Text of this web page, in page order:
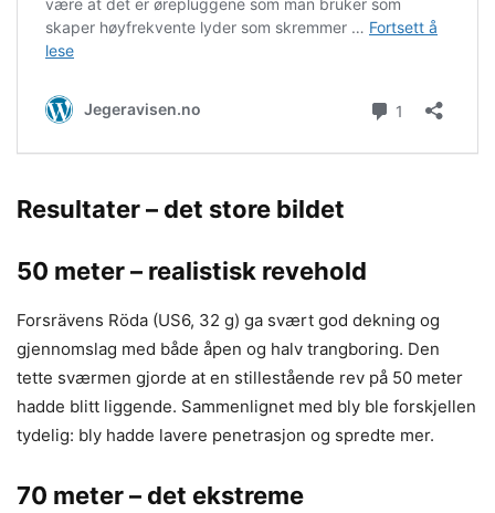
Resultater – det store bildet
50 meter – realistisk revehold
Forsrävens Röda (US6, 32 g) ga svært god dekning og
gjennomslag med både åpen og halv trangboring. Den
tette sværmen gjorde at en stillestående rev på 50 meter
hadde blitt liggende. Sammenlignet med bly ble forskjellen
tydelig: bly hadde lavere penetrasjon og spredte mer.
70 meter – det ekstreme